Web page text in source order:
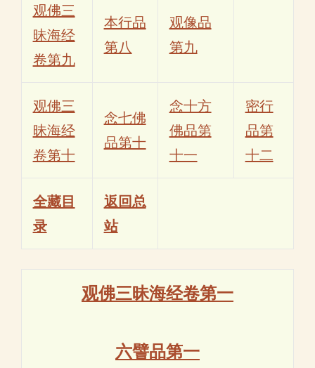
观佛三
昧海经
卷第九
本行品
第八
观像品
第九
观佛三
昧海经
卷第十
念七佛
品第十
念十方
佛品第
十一
密行
品第
十二
全藏目
录
返回总
站
观佛三昧海经卷第一
六譬品第一